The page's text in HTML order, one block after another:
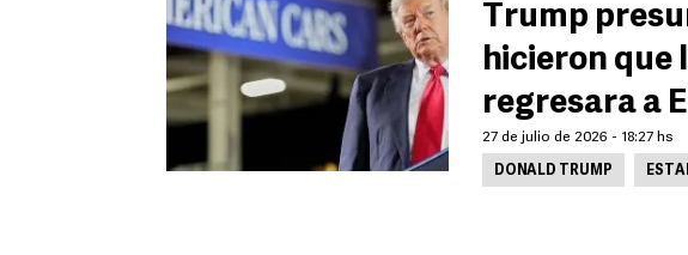
Trump
hicieron que
regresara a
27 de julio de 2026 - 18:27 hs
DONALD TRUMP